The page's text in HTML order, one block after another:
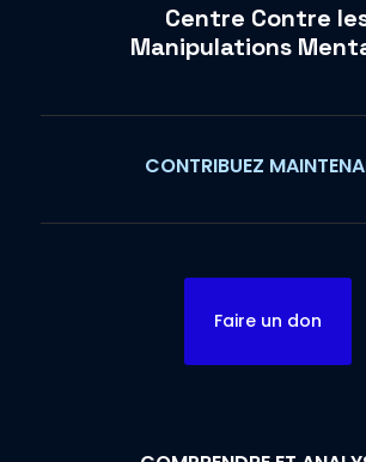
Centre Contre
Manipulations
CONTRIBUEZ
Faire un don